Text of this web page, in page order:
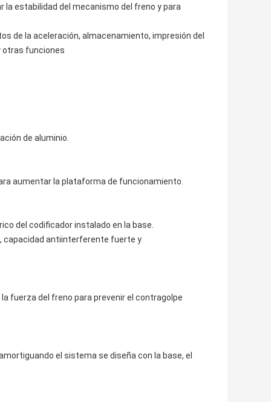
la estabilidad del mecanismo del freno y para
de la aceleración, almacenamiento, impresión del
otras funciones
de aluminio.
aumentar la plataforma de funcionamiento.
del codificador instalado en la base.
capacidad antiinterferente fuerte y
fuerza del freno para prevenir el contragolpe
el sistema se diseña con la base, el